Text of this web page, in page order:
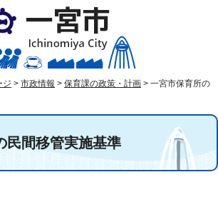
ジ > 市政情報 > 保育課の政策・計画 > 一宮市保育所の
民間移管実施基準